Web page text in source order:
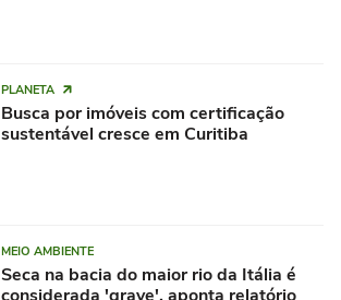
PLANETA
Busca por imóveis com certificação
sustentável cresce em Curitiba
MEIO AMBIENTE
Seca na bacia do maior rio da Itália é
considerada 'grave', aponta relatório